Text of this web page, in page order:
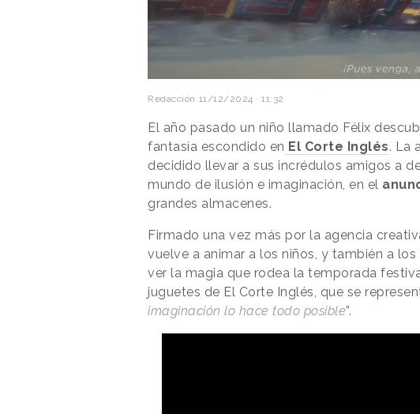
Redacción 11/12/2024 · 11:32
El año pasado un niño llamado Félix
fantasía escondido en El Corte Inglés. La
decidido llevar a sus incrédulos amigos a
mundo de ilusión e imaginación, en el
grandes almacenes.
Firmado una vez más por la agencia
vuelve a animar a los niños, y también a
ver la magia que rodea la temporada
juguetes de El Corte Inglés, que se
imaginación lo hace todo posible”.